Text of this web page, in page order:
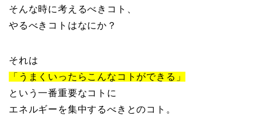
そんな時に考えるべきコト、
やるべきコトはなにか？
それは
「うまくいったらこんなコトができる」
という一番重要なコトに
エネルギーを集中するべきとのコト。